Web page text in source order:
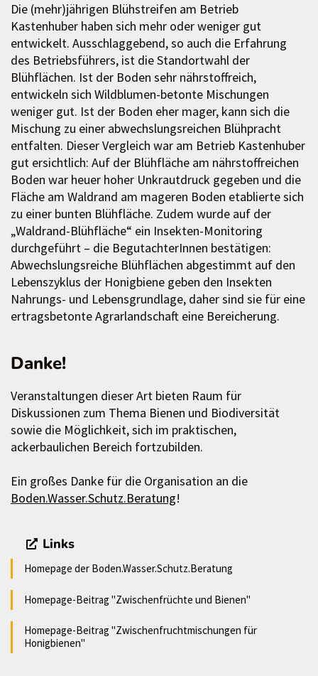
Die (mehr)jährigen Blühstreifen am Betrieb
Kastenhuber haben sich mehr oder weniger gut
entwickelt. Ausschlaggebend, so auch die Erfahrung
des Betriebsführers, ist die Standortwahl der
Blühflächen. Ist der Boden sehr nährstoffreich,
entwickeln sich Wildblumen-betonte Mischungen
weniger gut. Ist der Boden eher mager, kann sich die
Mischung zu einer abwechslungsreichen Blühpracht
entfalten. Dieser Vergleich war am Betrieb Kastenhuber
gut ersichtlich: Auf der Blühfläche am nährstoffreichen
Boden war heuer hoher Unkrautdruck gegeben und die
Fläche am Waldrand am mageren Boden etablierte sich
zu einer bunten Blühfläche. Zudem wurde auf der
„Waldrand-Blühfläche“ ein Insekten-Monitoring
durchgeführt – die BegutachterInnen bestätigen:
Abwechslungsreiche Blühflächen abgestimmt auf den
Lebenszyklus der Honigbiene geben den Insekten
Nahrungs- und Lebensgrundlage, daher sind sie für eine
ertragsbetonte Agrarlandschaft eine Bereicherung.
Danke!
Veranstaltungen dieser Art bieten Raum für
Diskussionen zum Thema Bienen und Biodiversität
sowie die Möglichkeit, sich im praktischen,
ackerbaulichen Bereich fortzubilden.
Ein großes Danke für die Organisation an die
Boden.Wasser.Schutz.Beratung!
Links
Homepage der Boden.Wasser.Schutz.Beratung
Homepage-Beitrag "Zwischenfrüchte und Bienen"
Homepage-Beitrag "Zwischenfruchtmischungen für
Honigbienen"